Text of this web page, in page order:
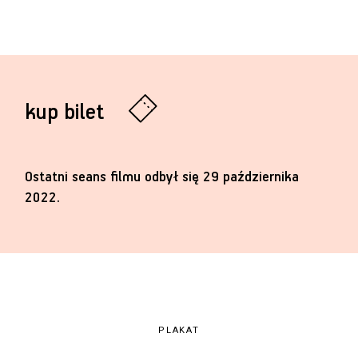
kup bilet
Ostatni seans filmu odbył się 29 października
2022.
PLAKAT